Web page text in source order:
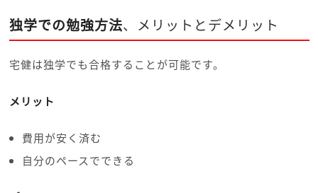
独学での勉強方法、メリットとデメリット
宅健は独学でも合格することが可能です。
メリット
費用が安く済む
自分のペースでできる